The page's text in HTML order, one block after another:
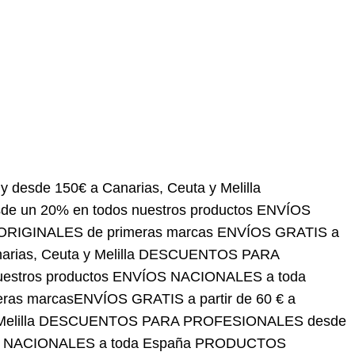
a Canarias, Ceuta y Melilla DESCUENTOS PARA
ENVÍOS NACIONALES a toda España
GRATIS a partir de 60 € a península y desde 150€
desde un 20% en todos nuestros
ORIGINALES de primeras marcasENVÍOS
Ceuta y MelillaDESCUENTOS PARA
ENVÍOS NACIONALES a toda España
GRATIS a partir de 60 € a península y desde 150€